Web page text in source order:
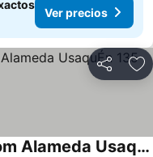
Ver precios
Compartir
Room With Private Bathroom Alameda UsaquÉn 135